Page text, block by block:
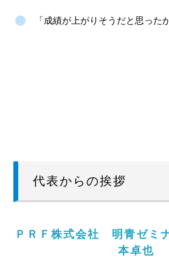
「成績が上がりそうだと思った
代表からの挨拶
ＰＲＦ株式会社 明青ゼ
本卓也